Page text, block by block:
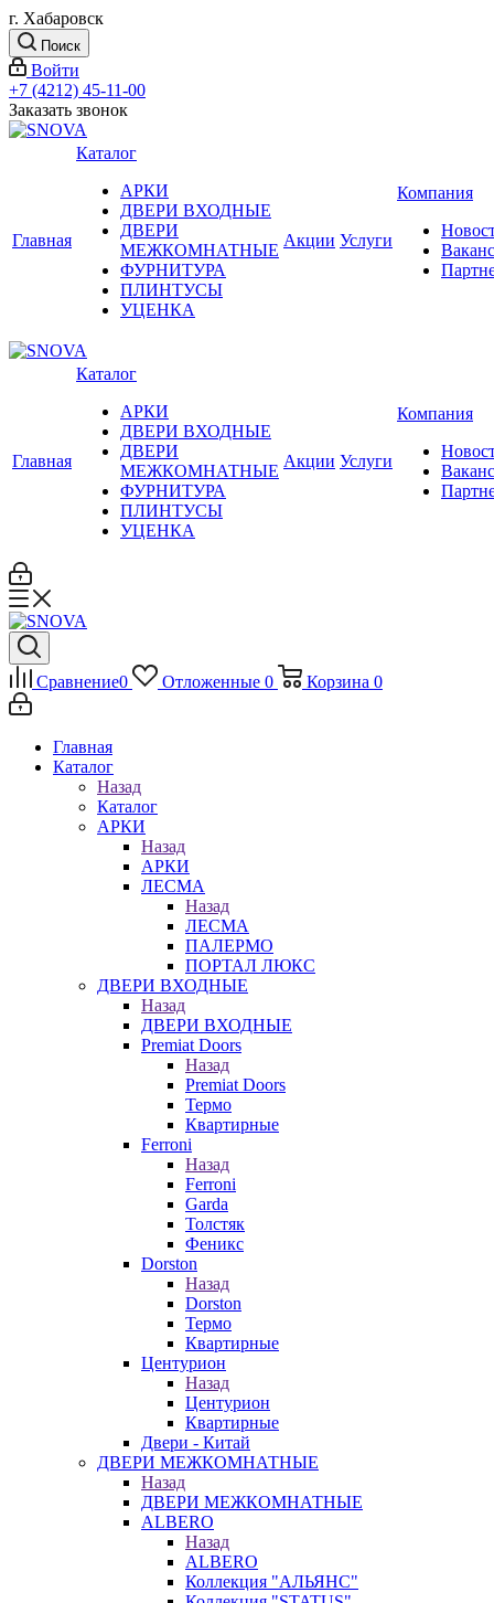
г. Хабаровск
Поиск
Войти
+7 (4212) 45-11-00
Заказать звонок
Главная
Каталог
АРКИ
ДВЕРИ ВХОДНЫЕ
ДВЕРИ
МЕЖКОМНАТНЫЕ
ФУРНИТУРА
ПЛИНТУСЫ
УЦЕНКА
Акции Услуги
Компания
Главная
Каталог
АРКИ
ДВЕРИ ВХОДНЫЕ
ДВЕРИ
МЕЖКОМНАТНЫЕ
ФУРНИТУРА
ПЛИНТУСЫ
УЦЕНКА
Акции Услуги
Компания
Сравнение0 Отложенные 0 Корзина 0
Главная
Каталог
Назад
Каталог
АРКИ
Назад
АРКИ
ЛЕСМА
Назад
ЛЕСМА
ПАЛЕРМО
ПОРТАЛ ЛЮКС
ДВЕРИ ВХОДНЫЕ
Назад
ДВЕРИ ВХОДНЫЕ
Premiat Doors
Назад
Premiat Doors
Термо
Квартирные
Ferroni
Назад
Ferroni
Garda
Толстяк
Феникс
Dorston
Назад
Dorston
Термо
Квартирные
Центурион
Назад
Центурион
Квартирные
Двери - Китай
ДВЕРИ МЕЖКОМНАТНЫЕ
Назад
ДВЕРИ МЕЖКОМНАТНЫЕ
ALBERO
Назад
ALBERO
Коллекция "АЛЬЯНС"